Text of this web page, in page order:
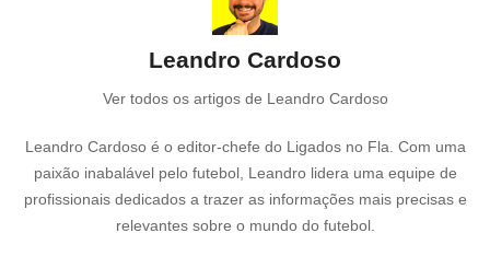
Leandro Cardoso
Ver todos os artigos de Leandro Cardoso
Leandro Cardoso é o editor-chefe do Ligados no Fla. Com uma
paixão inabalável pelo futebol, Leandro lidera uma equipe de
profissionais dedicados a trazer as informações mais precisas e
relevantes sobre o mundo do futebol.